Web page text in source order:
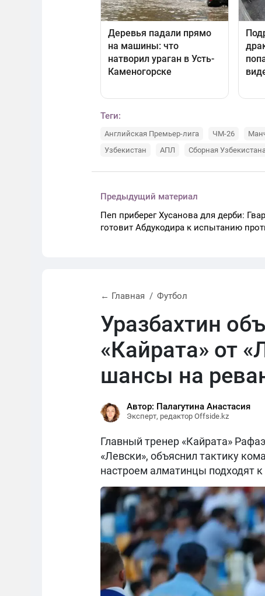
Теги:
Английская Премьер-лига ЧМ-26
Узбекистан
АПЛ Сборная
Предыдущий материал
Пеп приберег Хусанова для дерби:
готовит Абдукодира к испытанию
← Главная Футбол
Уразбахтин
«Кайрата» от
шансы на
Автор: Палагутина Анастасия
Эксперт, редактор Offside.kz
Главный тренер «Кайрата»
«Левски», объяснил тактику
настроем алматинцы подходят к